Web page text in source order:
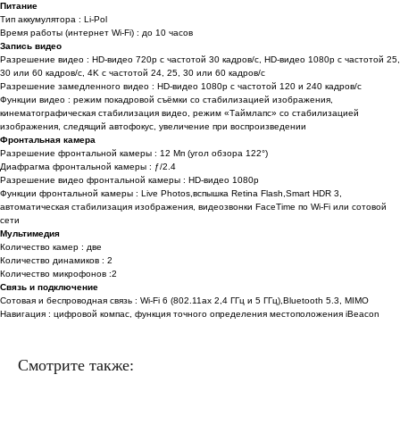
Питание
Тип аккумулятора : Li-Pol
Время работы (интернет Wi-Fi) : до 10 часов
Запись видео
Разрешение видео : HD-видео 720p с частотой 30 кадров/ с, HD-видео 1080p с частотой 25,
30 или 60 кадров/ с, 4K с частотой 24, 25, 30 или 60 кадров/ с
Разрешение замедленного видео : HD-видео 1080р с частотой 120 и 240 кадров/ с
Функции видео : режим покадровой съёмки со стабилизацией изображения,
кинематографическая стабилизация видео, режим «Таймлапс» со стабили­зацией
изображения, следящий автофокус, увеличение при воспроизведении
Фронтальная камера
Разрешение фронтальной камеры : 12 Мп (угол обзора 122°)
Диафрагма фронтальной камеры : ƒ/2.4
Разрешение видео фронтальной камеры : HD-видео 1080p
Функции фронтальной камеры : Live Photos,вспышка Retina Flash,Smart HDR 3,
автоматическая стабилизация изображения, видеозвонки FaceTime по Wi‑Fi или сотовой
сети
Мультимедия
Количество камер : две
Количество динамиков : 2
Количество микрофонов :2
Связь и подключение
Сотовая и беспроводная связь : Wi-Fi 6 (802.11ax 2,4 ГГц и 5 ГГц),Bluetooth 5.3, MIMO
Навигация : цифровой компас, функция точного определения местоположения iBeacon
Смотрите также: